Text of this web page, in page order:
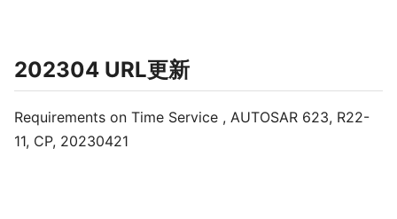
202304 URL更新
Requirements on Time Service , AUTOSAR 623, R22-
11, CP, 20230421